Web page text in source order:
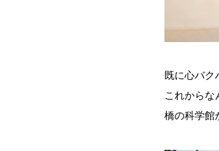
既に心バク
これからな
橋の科学館